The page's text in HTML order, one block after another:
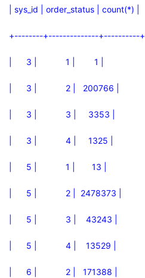
| sys_id | order_status | count(*) |
+--------+--------------+----------+
| 3 | 1 | 1 |
| 3 | 2 | 200766 |
| 3 | 3 | 3353 |
| 3 | 4 | 1325 |
| 5 | 1 | 13 |
| 5 | 2 | 2478373 |
| 5 | 3 | 43243 |
| 5 | 4 | 13529 |
| 6 | 2 | 171388 |